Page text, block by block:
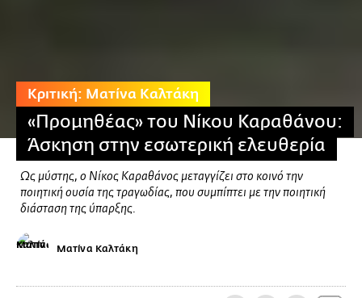
Κριτική: Ματίνα Καλτάκη
«Προμηθέας» του Νίκου Καραθάνου:
Άσκηση στην εσωτερική ελευθερία
Ως μύστης, ο Νίκος Καραθάνος μεταγγίζει στο κοινό την
ποιητική ουσία της τραγωδίας, που συμπίπτει με την ποιητική
διάσταση της ύπαρξης.
Ματίνα Καλτάκη